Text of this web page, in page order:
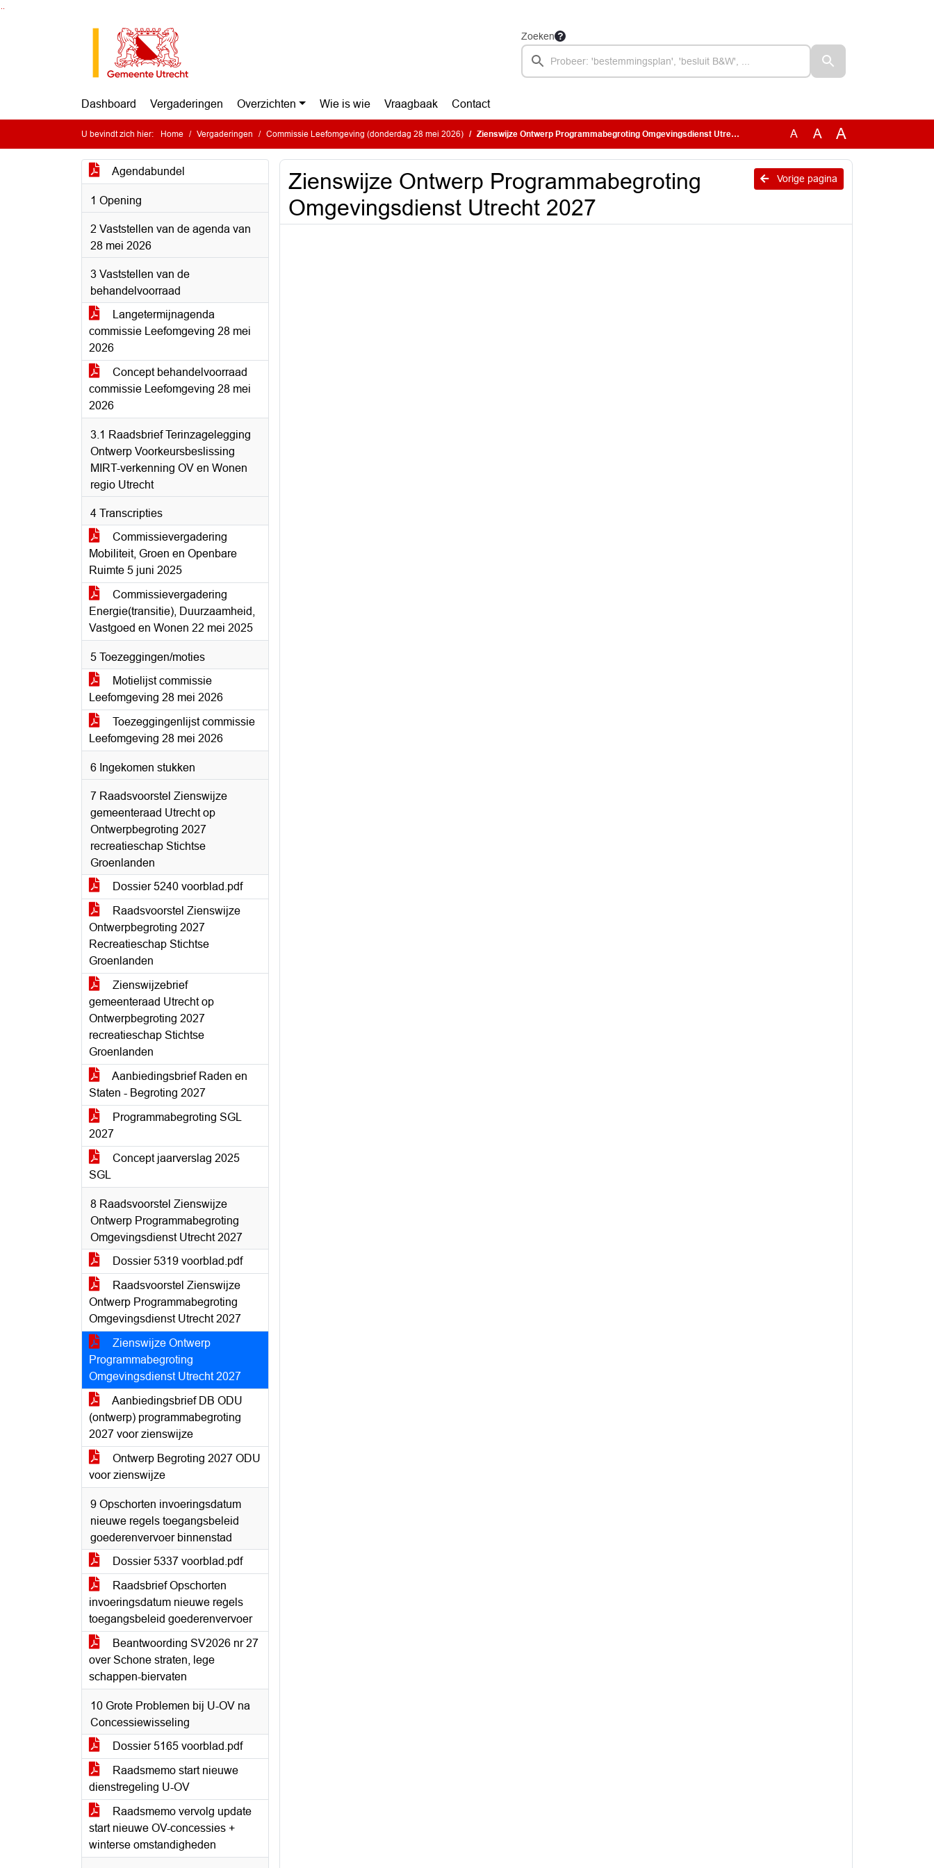
Zoeken
Dashboard Vergaderingen Overzichten Wie is wie Vraagbaak Contact
U bevindt zich hier: Home Vergaderingen Commissie Leefomgeving (donderdag 28 mei 2026) Zienswijze Ontwerp Programmabegroting Omgevingsdienst Utrecht 2027 A A A
Agendabundel
1 Opening
2 Vaststellen van de agenda van
28 mei 2026
3 Vaststellen van de
behandelvoorraad
Langetermijnagenda
commissie Leefomgeving 28 mei
2026
Concept behandelvoorraad
commissie Leefomgeving 28 mei
2026
3.1 Raadsbrief Terinzagelegging
Ontwerp Voorkeursbeslissing
MIRT-verkenning OV en Wonen
regio Utrecht
4 Transcripties
Commissievergadering
Mobiliteit, Groen en Openbare
Ruimte 5 juni 2025
Commissievergadering
Energie(transitie), Duurzaamheid,
Vastgoed en Wonen 22 mei 2025
5 Toezeggingen/moties
Motielijst commissie
Leefomgeving 28 mei 2026
Toezeggingenlijst commissie
Leefomgeving 28 mei 2026
6 Ingekomen stukken
7 Raadsvoorstel Zienswijze
gemeenteraad Utrecht op
Ontwerpbegroting 2027
recreatieschap Stichtse
Groenlanden
Dossier 5240 voorblad.pdf
Raadsvoorstel Zienswijze
Ontwerpbegroting 2027
Recreatieschap Stichtse
Groenlanden
Zienswijzebrief
gemeenteraad Utrecht op
Ontwerpbegroting 2027
recreatieschap Stichtse
Groenlanden
Aanbiedingsbrief Raden en
Staten - Begroting 2027
Programmabegroting SGL
2027
Concept jaarverslag 2025
SGL
8 Raadsvoorstel Zienswijze
Ontwerp Programmabegroting
Omgevingsdienst Utrecht 2027
Dossier 5319 voorblad.pdf
Raadsvoorstel Zienswijze
Ontwerp Programmabegroting
Omgevingsdienst Utrecht 2027
Zienswijze Ontwerp
Programmabegroting
Omgevingsdienst Utrecht 2027
Aanbiedingsbrief DB ODU
(ontwerp) programmabegroting
2027 voor zienswijze
Ontwerp Begroting 2027 ODU
voor zienswijze
9 Opschorten invoeringsdatum
nieuwe regels toegangsbeleid
goederenvervoer binnenstad
Dossier 5337 voorblad.pdf
Raadsbrief Opschorten
invoeringsdatum nieuwe regels
toegangsbeleid goederenvervoer
Beantwoording SV2026 nr 27
over Schone straten, lege
schappen-biervaten
10 Grote Problemen bij U-OV na
Concessiewisseling
Dossier 5165 voorblad.pdf
Raadsmemo start nieuwe
dienstregeling U-OV
Raadsmemo vervolg update
start nieuwe OV-concessies +
winterse omstandigheden
Vorige pagina
Zienswijze Ontwerp Programmabegroting
Omgevingsdienst Utrecht 2027